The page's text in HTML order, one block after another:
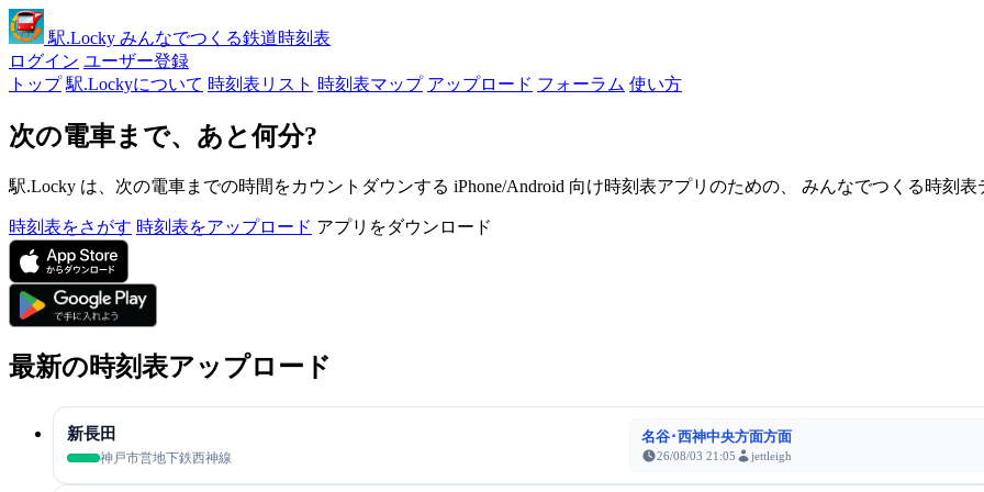
駅.Locky みんなでつくる鉄道時刻表
ログイン ユーザー登録
トップ 駅.Lockyについて 時刻表リスト 時刻表マップ アップロード フォーラム 使い方
次の電車まで、あと何分?
駅.Locky は、次の電車までの時間をカウントダウンする iPhone/Android 向け時刻表アプリのための、 みんなでつくる時刻表
時刻表をさがす 時刻表をアップロード アプリをダウンロード
最新の時刻表アップロード
新長田
神戸市営地下鉄西神線
名谷･西神中央方面方面
26/08/03 21:05 jettleigh